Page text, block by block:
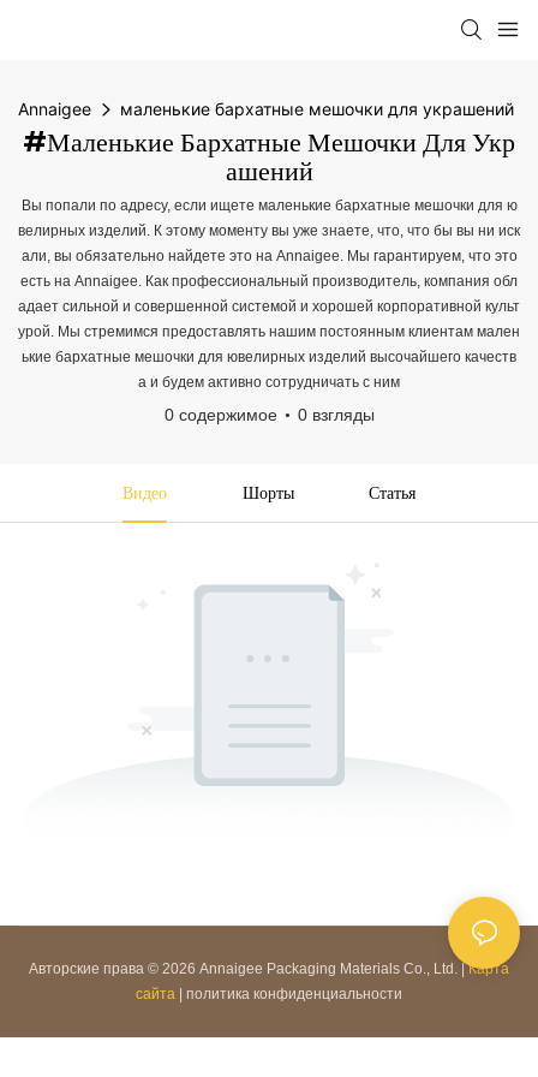
Annaigee маленькие бархатные мешочки для украшений
#маленькие Бархатные Мешочки Для Укр
Ашений
Вы попали по адресу, если ищете маленькие бархатные мешочки для ю
велирных изделий. К этому моменту вы уже знаете, что, что бы вы ни иск
али, вы обязательно найдете это на Annaigee. Мы гарантируем, что это
есть на Annaigee. Как профессиональный производитель, компания обл
адает сильной и совершенной системой и хорошей корпоративной культ
урой. Мы стремимся предоставлять нашим постоянным клиентам мален
ькие бархатные мешочки для ювелирных изделий высочайшего качеств
а и будем активно сотрудничать с ним
0 содержимое 0 взгляды
Видео Шорты Статья
Авторские права © 2026 Annaigee Packaging Materials Co., Ltd. |Карта
сайта | политика конфиденциальности